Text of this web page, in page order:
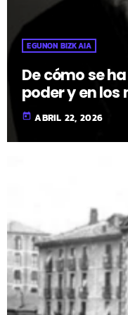
EGUNON BIZKAIA
De cómo se
poder y en los
today ABRIL 22, 2026